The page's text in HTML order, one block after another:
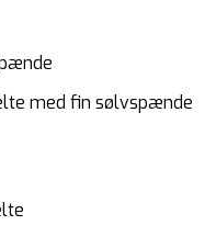
med fin sølvspænde